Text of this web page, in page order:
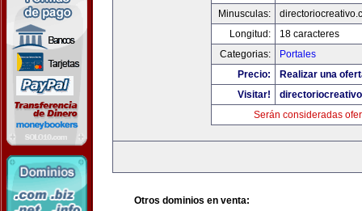
Minusculas:
Longitud:
18 caracteres
Categorias:
Portales
Precio:
Realizar una
Visitar!
Serán consideradas
Otros dominios en venta: